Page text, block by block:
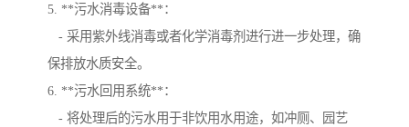
5. **污水消毒设备**：
- 采用紫外线消毒或者化学消毒剂进行进一步处理，确
保排放水质安全。
6. **污水回用系统**：
- 将处理后的污水用于非饮用水用途，如冲厕、园艺